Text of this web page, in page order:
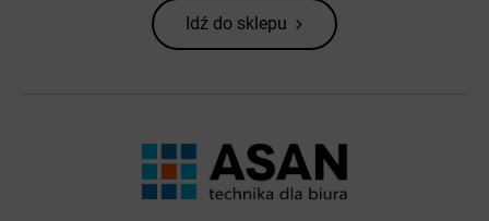
Idź do sklepu